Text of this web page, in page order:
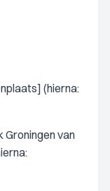
(hierna:
van